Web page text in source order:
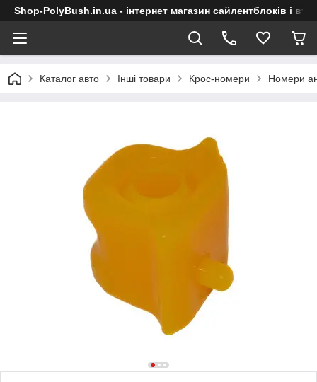
Shop-PolyBush.in.ua - інтернет магазин сайлентблоків і
Каталог авто Інші товари Крос-номери Номери